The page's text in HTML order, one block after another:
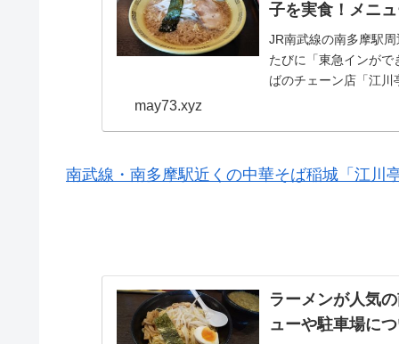
子を実食！メニ
JR南武線の南多摩駅
たびに「東急インが
ばのチェーン店「江川
may73.xyz
南武線・南多摩駅近くの中華そば稲城「江川
ラーメンが人気
ューや駐車場に